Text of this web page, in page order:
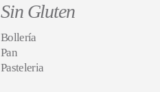
Sin Gluten
Bollería
Pan
Pasteleria